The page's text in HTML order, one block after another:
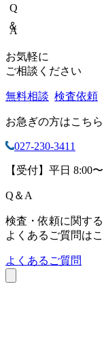
Q＆A
お気軽に
ご相談ください
無料相談 検査依頼
お急ぎの方はこちら
027-230-3411
【受付】平日 8:00
Q ＆ A
検査・依頼に関する
よくあるご質問は
よくあるご質問